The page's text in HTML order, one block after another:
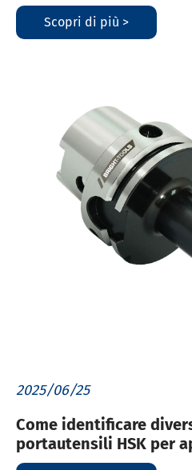
Scopri di più >
2025/06/25
Come identificare
portautensili HSK per